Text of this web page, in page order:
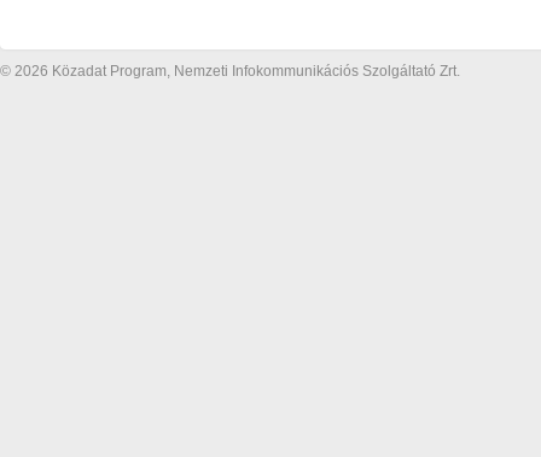
© 2026 Közadat Program, Nemzeti Infokommunikációs Szolgáltató Zrt.